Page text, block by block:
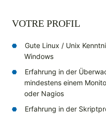
VOTRE PROFIL
Gute Linux / Unix
Windows
Erfahrung in der
mindestens einem
oder Nagios
Erfahrung in der